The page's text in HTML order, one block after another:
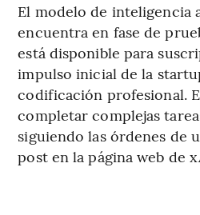
El modelo de inteligencia
encuentra en fase de
está disponible para
impulso inicial de la
codificación profesional.
completar complejas
siguiendo las órdenes de
post en la página web de